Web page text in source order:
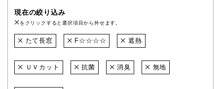
現在の絞り込み
をクリックすると選択項目から外せます。
たて長窓 F☆☆☆☆ 遮熱
ＵＶカット 抗菌 消臭 無地